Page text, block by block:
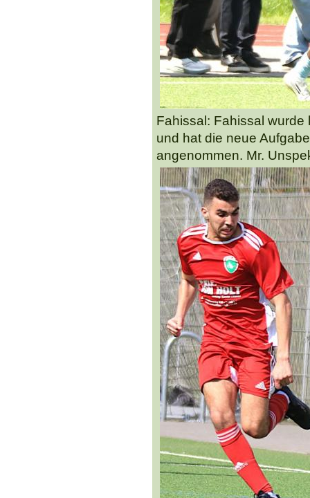
Fahissal: Fahissal
und hat die neue
angenommen. Mr.